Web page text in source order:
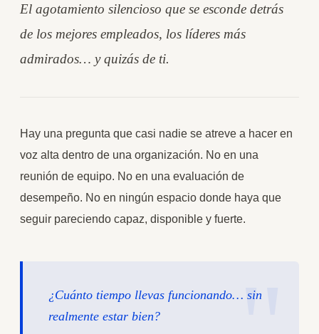
El agotamiento silencioso que se esconde detrás
de los mejores empleados, los líderes más
admirados… y quizás de ti.
Hay una pregunta que casi nadie se atreve a hacer en
voz alta dentro de una organización. No en una
reunión de equipo. No en una evaluación de
desempeño. No en ningún espacio donde haya que
seguir pareciendo capaz, disponible y fuerte.
¿Cuánto tiempo llevas funcionando… sin
realmente estar bien?